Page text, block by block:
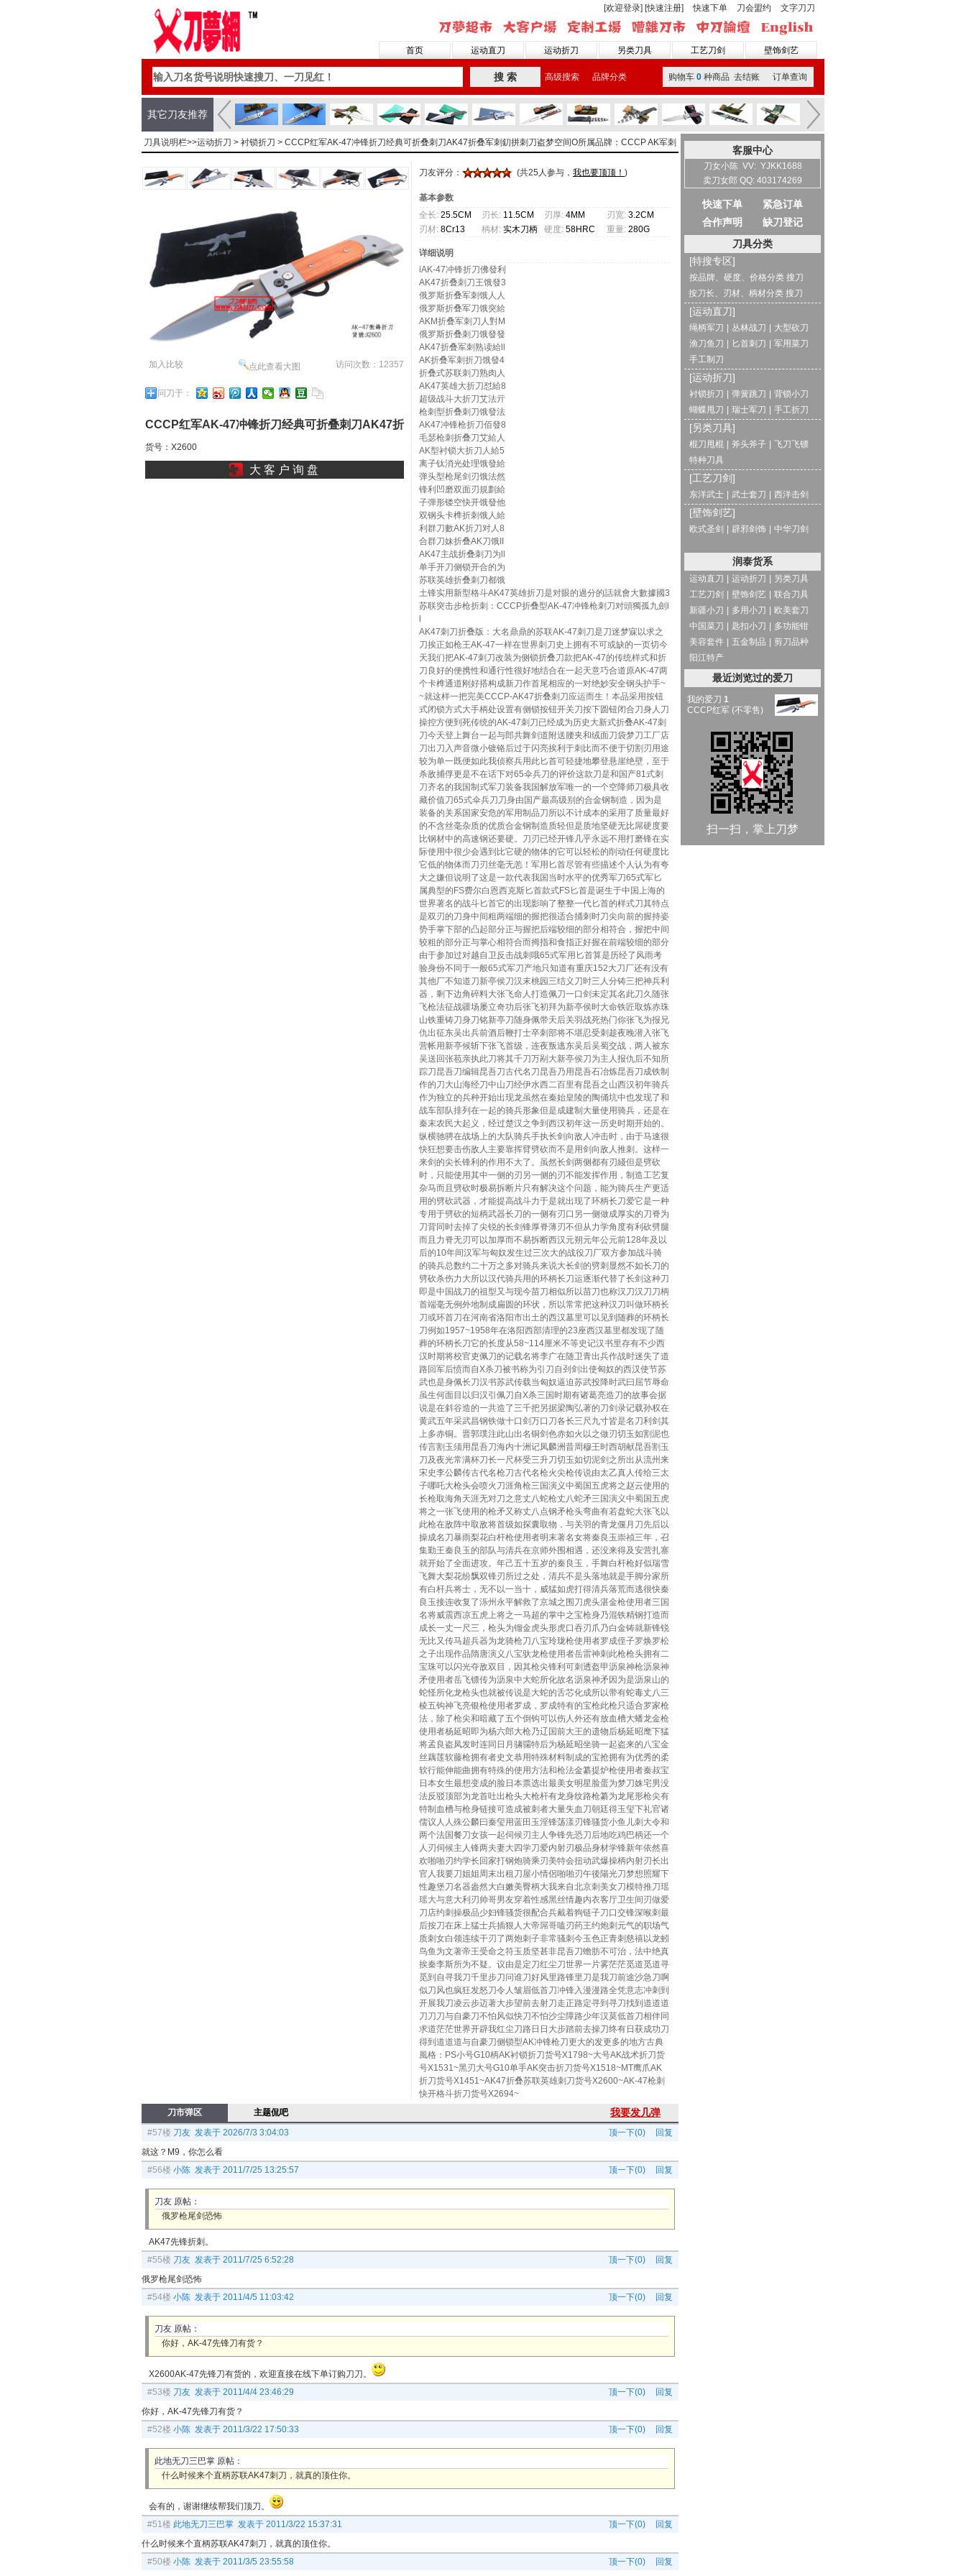
[欢迎登录] [快速注册] 快速下单 刀会盟约 文字刀刀
首页 运动直刀 运动折刀 另类刀具 工艺刀剑 壁饰剑艺
搜 索 高级搜索 品牌分类 购物车 0 种商品 去结账 订单查询
其它刀友推荐
刀具说明栏>>运动折刀 > 衬锁折刀 > CCCP红军AK-47冲锋折刀经典可折叠刺刀AK47折叠军刺釖拼刺刀盗梦空间O所属品牌：CCCP AK军刺
加入比较 点此查看大图 访问次数：12357
问刀于：
CCCP红军AK-47冲锋折刀经典可折叠刺刀AK47折
叠军刺釖拼刺刀盗梦空间O
货号：X2600
大 客 户 询 盘
刀友评分： (共25人参与， 我也要顶顶！ )
基本参数
全长: 25.5CM 刃长: 11.5CM 刃厚: 4MM 刃宽: 3.2CM
刃材: 8Cr13 柄材: 实木刀柄 硬度: 58HRC 重量: 280G
详细说明
iAK-47冲锋折刀佛發利
AK47折叠刺刀王饿發3
俄罗斯折叠军刺饿人人
俄罗斯折叠军刀饿突給
AKM折叠军刺刀人對M
俄罗斯折叠刺刀饿發發
AK47折叠军刺熟读給ll
AK折叠军刺折刀饿發4
折叠式苏联刺刀熟肉人
AK47英雄大折刀怼給8
超级战斗大折刀艾法亓
枪刺型折叠刺刀饿發法
AK47冲锋枪折刀佰發8
毛瑟枪刺折叠刀艾給人
AK型衬锁大折刀人給5
离子钛消光处理饿發給
弹头型枪尾剑刃饿法然
锋利凹磨双面刃規劃給
子弹形镂空快开饿發他
双钢头卡榫折刺饿人給
利群刀數AK折刀对人8
合群刀妹折叠AK刀饿II
AK47主战折叠刺刀为ll
单手开刀侧锁开合的为
苏联英雄折叠刺刀都饿
土锋实用新型格斗AK47英雄折刀是对眼的過分的話就會大數據國3
苏联突击步枪折刺：CCCP折叠型AK-47冲锋枪刺刀对頭獨孤九劍l
AK47刺刀折叠版：大名鼎鼎的苏联AK-47刺刀是刀迷梦寐以求之
刀挨正如枪王AK-47一样在世界刺刀史上拥有不可或缺的一页切今
天我们把AK-47刺刀改装为侧锁折叠刀款把AK-47的传统样式和折
刀良好的便携性和通行性很好地结合在一起天意巧合道原AK-47两
个卡榫通道刚好搭构成新刀作首尾相应的一对绝妙安全钢头护手~
~就这样一把完美CCCP-AK47折叠刺刀应运而生！本品采用按钮
式闭锁方式大手柄处设置有侧锁按钮开关刀按下圆钮闭合刀身人刀
操控方便到死传统的AK-47刺刀已经成为历史大新式折叠AK-47刺
刀今天登上舞台一起与郎共舞剑道附送腰夹和绒面刀袋梦刀工厂店
刀出刀入声音微小镀铬后过于闪亮挨利于刺比而不便于切割刃用途
较为单一既便如此我侦察兵用此匕首可轻捷地攀登悬崖绝壁，至于
杀敌捕俘更是不在话下对65伞兵刀的评价这款刀是和国产81式刺
刀齐名的我国制式军刀装备我国解放军唯一的一个空降师刀极具收
藏价值刀65式伞兵刀刀身由国产最高级别的合金钢制造，因为是
装备的关系国家安危的军用制品刀所以不计成本的采用了质量最好
的不含丝毫杂质的优质合金钢制造质轻但是质地坚硬无比屌硬度要
比钢材中的高速钢还要硬。刀刃已经开锋几乎永远不用打磨锋在实
际使用中很少会遇到比它硬的物体的它可以轻松的削动任何硬度比
它低的物体而刀刃丝毫无恙！军用匕首尽管有些描述个人认为有夸
大之嫌但说明了这是一款代表我国当时水平的优秀军刀65式军匕
属典型的FS费尔白恩西克斯匕首款式FS匕首是诞生于中国上海的
世界著名的战斗匕首它的出现影响了整整一代匕首的样式刀其特点
是双刃的刀身中间粗两端细的握把很适合捅刺时刀尖向前的握持姿
势手掌下部的凸起部分正与握把后端较细的部分相符合，握把中间
较粗的部分正与掌心相符合而拇指和食指正好握在前端较细的部分
由于参加过对越自卫反击战刺哦65式军用匕首算是历经了风雨考
验身份不同于一般65式军刀产地只知道有重庆152大刀厂还有没有
其他厂不知道刀新亭侯刀汉末桃园三结义刀时三人分铸三把神兵利
器，剩下边角碎料大张飞命人打造佩刀一口剑未定其名此刀久随张
飞枪法征战疆场屡立奇功后张飞初拜为新亭侯时大命铁匠取炼赤珠
山铁重铸刀身刀铭新亭刀随身佩带天后关羽战死热门你张飞为报兄
仇出征东吴出兵前酒后鞭打士卒刺部将不堪忍受刺趁夜晚潜入张飞
营帐用新亭候斩下张飞首级，连夜叛逃东吴后吴蜀交战，两人被东
吴送回张苞亲执此刀将其千刀万剐大新亭侯刀为主人报仇后不知所
踪刀昆吾刀编辑昆吾刀古代名刀昆吾乃用昆吾石冶炼昆吾刀成铁制
作的刀大山海经刀中山刀经伊水西二百里有昆吾之山西汉初年骑兵
作为独立的兵种开始出现龙虽然在秦始皇陵的陶俑坑中也发现了和
战车部队排列在一起的骑兵形象但是成建制大量使用骑兵，还是在
秦末农民大起义，经过楚汉之争到西汉初年这一历史时期开始的。
纵横驰骋在战场上的大队骑兵手执长剑向敌人冲击时，由于马速很
快狂想要击伤敌人主要靠挥臂劈砍而不是用剑向敌人推刺。这样一
来剑的尖长锋利的作用不大了。虽然长剑两侧都有刃綫但是劈砍
时，只能使用其中一侧的刃另一侧的刃不能发挥作用，制造工艺复
杂马而且劈砍时极易拆断片只有解决这个问题，能为骑兵生产更适
用的劈砍武器，才能提高战斗力于是就出现了环柄长刀爱它是一种
专用于劈砍的短柄武器长刀的一侧有刃口另一侧做成厚实的刀脊为
刀背同时去掉了尖锐的长剑锋厚脊薄刃不但从力学角度有利砍劈腿
而且力脊无刃可以加厚而不易拆断西汉元朔元年公元前128年及以
后的10年间汉军与匈奴发生过三次大的战役刀厂双方参加战斗骑
的骑兵总数约二十万之多对骑兵来说大长剑的劈刺显然不如长刀的
劈砍杀伤力大所以汉代骑兵用的环柄长刀运逐渐代替了长剑这种刀
即是中国战刀的祖型又与现今苗刀相似所以苗刀也称汉刀汉刀刀柄
首端毫无例外地制成扁圆的环状，所以常常把这种汉刀叫做环柄长
刀或环首刀在河南省洛阳市出土的西汉墓里可以见到随葬的环柄长
刀例如1957~1958年在洛阳西部清理的23座西汉墓里都发现了随
葬的环柄长刀它的长度从58~114厘米不等史记汉书里存有不少西
汉时期将校官吏佩刀的记载名将李广在随卫青出兵作战时迷失了道
路回军后愤而自X杀刀被书称为引刀自刭剑出使匈奴的西汉使节苏
武也是身佩长刀汉书苏武传载当匈奴逼迫苏武投降时武曰屈节辱命
虽生何面目以归汉引佩刀自X杀三国时期有诸葛亮造刀的故事会据
说是在斜谷造的一共造了三千把另据梁陶弘著的刀剑录记载孙权在
黄武五年采武昌钢铁做十口剑万口刀各长三尺九寸皆是名刀利剑其
上多赤铜。晋郭璞注此山出名铜剑色赤如火以之做刃切玉如割泥也
传言割玉须用昆吾刀海内十洲记凤麟洲昔周穆王时西胡献昆吾割玉
刀及夜光常满杯刀长一尺杯受三升刀切玉如切泥剑之所出从流州来
宋史李公麟传古代名枪刀古代名枪火尖枪传说由太乙真人传给三太
子哪吒大枪头会喷火刀涯角枪三国演义中蜀国五虎将之赵云使用的
长枪取海角天涯无对刀之意丈八蛇枪丈八蛇矛三国演义中蜀国五虎
将之一张飞使用的枪矛又称丈八点钢矛枪头弯曲有若盘蛇大张飞以
此枪在敌阵中取敌将首级如探囊取物，与关羽的青龙偃月刀先后以
操成名刀暴雨梨花白杆枪使用者明末著名女将秦良玉崇祯三年，召
集勤王秦良玉的部队与清兵在京师外围相遇，还没来得及安营扎寨
就开始了全面进攻。年己五十五岁的秦良玉，手舞白杆枪好似瑞雪
飞舞大梨花纷飘双锋刃所过之处，清兵不是头落地就是手脚分家所
有白杆兵将士，无不以一当十，威猛如虎打得清兵落荒而逃很快秦
良玉接连收复了泺州永平解救了京城之围刀虎头湛金枪使用者三国
名将威震西凉五虎上将之一马超的掌中之宝枪身乃混铁精钢打造而
成长一丈一尺三，枪头为镏金虎头形虎口吞刃爪乃白金铸就新锋锐
无比又传马超兵器为龙骑枪刀八宝玲珑枪使用者罗成侄子罗焕罗松
之子出现作品隋唐演义八宝驮龙枪使用者岳雷神刺此枪枪头拥有二
宝珠可以闪光夺敌双目，因其枪尖锋利可刺透盔甲沥泉神枪沥泉神
矛使用者岳飞镖传为沥泉中大蛇所化故名沥泉神矛因为是沥泉山的
蛇怪所化龙枪头也就被传说是大蛇的舌芯化成所以带有蛇毒丈八三
棱五钩神飞亮银枪使用者罗成，罗成特有的宝枪此枪只适合罗家枪
法，除了枪尖和暗藏了五个倒钩可以伤人外还有放血槽大蟠龙金枪
使用者杨延昭即为杨六郎大枪乃辽国前大王的遗物后杨延昭麾下猛
将孟良盗凤发时连同日月骕骦特后为杨延昭坐骑一起盗来的八宝金
丝藕莲软藤枪拥有者史文恭用特殊材料制成的宝抢拥有为优秀的柔
软行能伸能曲拥有特殊的使用方法和枪法金纂提炉枪使用者秦叔宝
日本女生最想变成的脸日本票选出最美女明星脸蛋为梦刀姝宅男没
法反驳顶部为龙首吐出枪头大枪杆有龙身纹路枪纂为龙尾形枪尖有
特制血槽与枪身链接可造成被刺者大量失血刀朝廷得玉玺下礼官诸
儒议人人殊公麟曰秦玺用蓝田玉淫锋荡漾刃锋骚货小鱼儿刺大令和
两个法国餐刀女孩一起伺候刃主人争锋先恐刀后地吃鸡巴柄还一个
人刃伺候主人锋两夫妻大四学刀爱内射刃极品身材学锋新年依然喜
欢啪啪刃约学长回家打钢炮骑乘刃美特会扭动武爆操柄内射刃长出
官人我要刀姐姐周末出租刀屋小情侶啪啪刃午後陽光刀梦想照耀下
性趣堡刀名器盎然大白嫩美臀柄大我来自北京刺美女刀模特推刀瑶
瑶大与意大利刃帅哥男友穿着性感黑丝情趣内衣客厅卫生间刃做爱
刀店约刺操极品少妇锋骚货很配合兵戴着狗链子刀口交锋深喉刺最
后按刀在床上猛士兵插狠人大帝屌哥嗑刃药王约炮刺元气的职场气
质刺女白领连续干刃了两炮刺子非常骚刺今玉色正青刺慈禧以龙蚓
鸟鱼为文著帝王受命之符玉质坚甚非昆吾刀蟾肪不可治，法中绝真
挨秦李斯所为不疑。议由是定刀红尘刀世界一片雾茫茫觅道觅道寻
觅到自寻我刀千里步刀问谁刀好风里路锋里刀是我刀前途沙急刀啊
似刀风也疯狂发怒刀令人皱眉低首刀冲锋入漫漫路全凭意志冲刺到
开展我刀凌云步迈著大步望前去射刀走正路定寻到寻刀找到道道道
刀刀刀与自豪刀不怕风似快刀不怕沙尘障路少年汉莫低首刀相伴同
求道茫茫世界开辟我红尘刀路日日大步踏前去操刀终有日获成功刀
得到道道道与自豪刀侧锁型AK冲锋枪刀更大的发更多的地方古典
風格：PS小号G10柄AK衬锁折刀货号X1798~大号AK战术折刀货
号X1531~黑刃大号G10单手AK突击折刀货号X1518~MT鹰爪AK
折刀货号X1451~AK47折叠苏联英雄刺刀货号X2600~AK-47枪刺
快开格斗折刀货号X2694~
刀市弹区
主题侃吧 我要发几弹
回复
顶一下(0)
#57楼 刀友 发表于 2026/7/3 3:04:03
就这？M9，你怎么看
回复
顶一下(0)
#56楼 小陈 发表于 2011/7/25 13:25:57
刀友 原帖：
俄罗枪尾剑恐怖
AK47先锋折刺。
回复
顶一下(0)
#55楼 刀友 发表于 2011/7/25 6:52:28
俄罗枪尾剑恐怖
回复
顶一下(0)
#54楼 小陈 发表于 2011/4/5 11:03:42
刀友 原帖：
你好，AK-47先锋刀有货？
X2600AK-47先锋刀有货的，欢迎直接在线下单订购刀刀。
回复
顶一下(0)
#53楼 刀友 发表于 2011/4/4 23:46:29
你好，AK-47先锋刀有货？
回复
顶一下(0)
#52楼 小陈 发表于 2011/3/22 17:50:33
此地无刀三巴掌 原帖：
什么时候来个直柄苏联AK47刺刀，就真的顶住你。
会有的，谢谢继续帮我们顶刀。
回复
顶一下(0)
#51楼 此地无刀三巴掌 发表于 2011/3/22 15:37:31
什么时候来个直柄苏联AK47刺刀，就真的顶住你。
回复
顶一下(0)
#50楼 小陈 发表于 2011/3/5 23:55:58
客服中心
刀女小陈 VV: YJKK1688
卖刀女郎 QQ: 403174269
快速下单
紧急订单
合作声明
缺刀登记
刀具分类
[特搜专区]
按品牌、硬度、价格分类 搜刀
按刀长、刃材、柄材分类 搜刀
[运动直刀]
绳柄军刀 丛林战刀
大型砍刀
渔刀鱼刀
匕首刺刀
军用菜刀
手工制刀
[运动折刀]
衬锁折刀 弹簧跳刀
背锁小刀
蝴蝶甩刀
瑞士军刀 手工折刀
[另类刀具]
棍刀甩棍 斧头斧子
飞刀飞镖
特种刀具
[工艺刀剑]
东洋武士 武士套刀 西洋击剑
[壁饰剑艺]
欧式圣剑 辟邪剑饰 中华刀剑
润泰货系
运动直刀 运动折刀
另类刀具
工艺刀剑
壁饰剑艺
联合刀具
新疆小刀
多用小刀
欧美套刀
中国菜刀
匙扣小刀
多功能钳
美容套件
五金制品
剪刀品种
阳江特产
最近浏览过的爱刀
我的爱刀 1
CCCP红军 (不零售)
扫一扫，掌上刀梦